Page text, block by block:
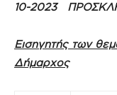
10-2023
Εισηγητής των
Δήμαρχος